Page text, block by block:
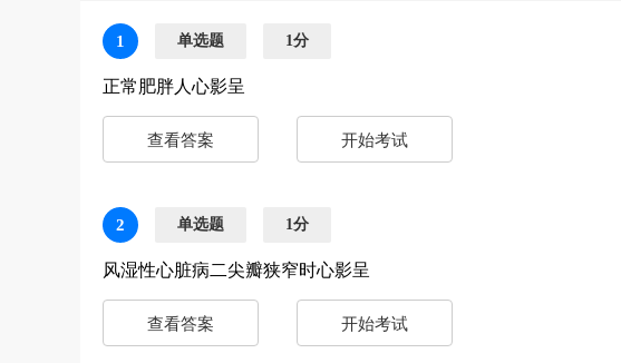
1 单选题 1分
正常肥胖人心影呈
查看答案 开始考试
2 单选题 1分
风湿性心脏病二尖瓣狭窄时心影呈
查看答案 开始考试